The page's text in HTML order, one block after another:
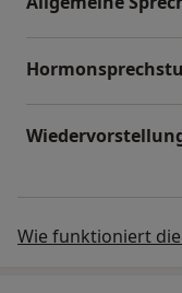
Wie funktioniert